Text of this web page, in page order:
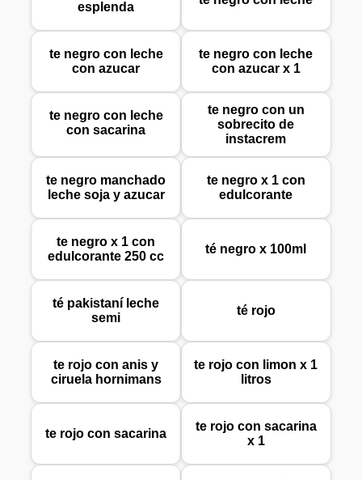
esplenda
te negro con leche
con azucar
te negro con leche
con azucar x 1
te negro con leche
con sacarina
te negro con un
sobrecito de
instacrem
te negro manchado
leche soja y azucar
te negro x 1 con
edulcorante
te negro x 1 con
edulcorante 250 cc
té negro x 100ml
té pakistaní leche
semi
té rojo
te rojo con anis y
ciruela hornimans
te rojo con limon x 1
litros
te rojo con sacarina
te rojo con sacarina
x 1